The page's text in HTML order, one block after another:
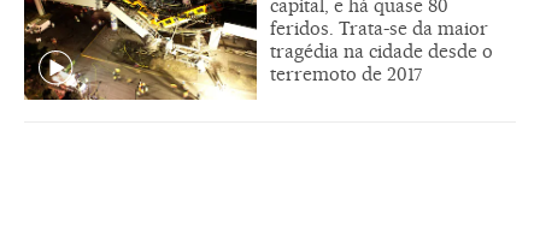
capital, e há quase 80
feridos. Trata-se da maior
tragédia na cidade desde o
terremoto de 2017